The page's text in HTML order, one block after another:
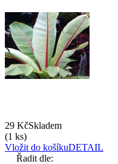
29 KčSkladem
(1 ks)
Vložit do košíkuDETAIL
Řadit dle: